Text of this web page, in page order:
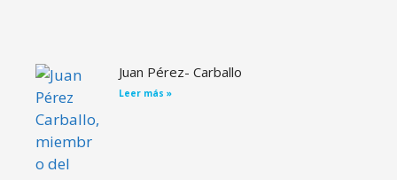
Juan Pérez- Carballo
Leer más »